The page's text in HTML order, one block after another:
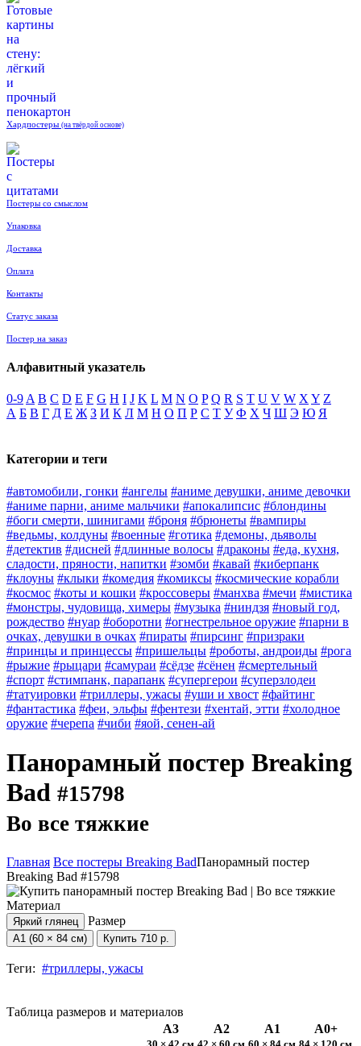
Хардпостеры (на твёрдой основе)
Постеры со смыслом
Упаковка
Доставка
Оплата
Контакты
Статус заказа
Постер на заказ
Алфавитный указатель
0-9 A B C D E F G H I J K L M N O P Q R S T U V W X Y Z
А Б В Г Д Е Ж З И К Л М Н О П Р С Т У Ф Х Ч Ш Э Ю Я
Категории и теги
#автомобили, гонки #ангелы #аниме девушки, аниме девочки
#аниме парни, аниме мальчики #апокалипсис #блондины
#боги смерти, шинигами #броня #брюнеты #вампиры
#ведьмы, колдуны #военные #готика #демоны, дьяволы
#детектив #дисней #длинные волосы #драконы #еда, кухня,
сладости, пряности, напитки #зомби #кавай #киберпанк
#клоуны #клыки #комедия #комиксы #космические корабли
#космос #коты и кошки #кроссоверы #манхва #мечи #мистика
#монстры, чудовища, химеры #музыка #ниндзя #новый год,
рождество #нуар #оборотни #огнестрельное оружие #парни в
очках, девушки в очках #пираты #пирсинг #призраки
#принцы и принцессы #пришельцы #роботы, андроиды #рога
#рыжие #рыцари #самураи #сёдзе #сёнен #смертельный
#спорт #стимпанк, парапанк #супергерои #суперзлодеи
#татуировки #триллеры, ужасы #уши и хвост #файтинг
#фантастика #феи, эльфы #фентези #хентай, этти #холодное
оружие #черепа #чиби #яой, сенен-ай
Панорамный постер Breaking
Bad #15798
Во все тяжкие
Главная Все постеры Breaking BadПанорамный постер
Breaking Bad #15798
Материал
Яркий глянец Размер
А1 (60 × 84 см) Купить 710 р.
Теги: #триллеры, ужасы
Таблица размеров и материалов
А3
А2 А1 А0+